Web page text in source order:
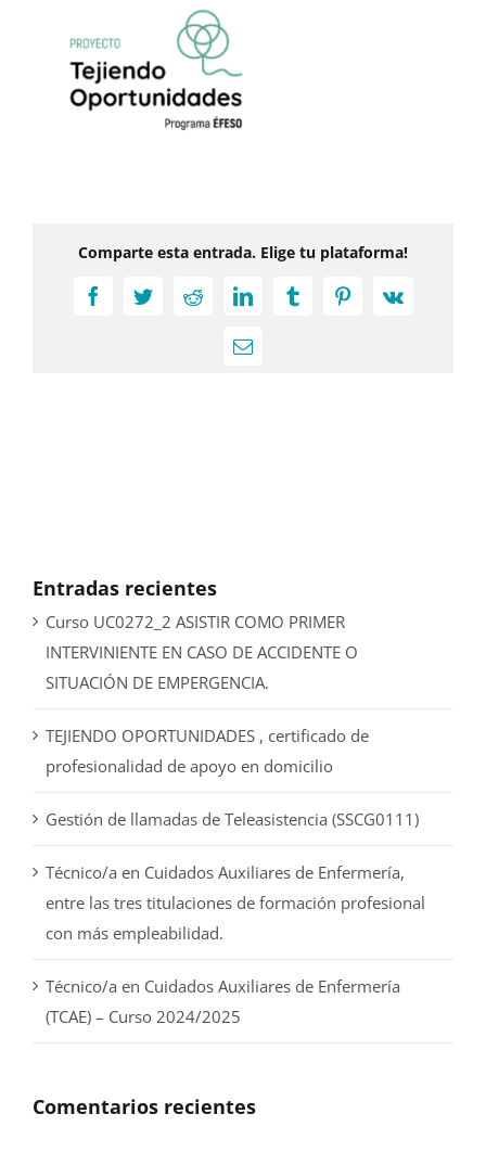
Comparte esta entrada. Elige tu plataforma!
FacebookTwitterRedditLinkedInTumblrPinterest
Vk
Correo
Entradas recientes
Curso UC0272_2 ASISTIR COMO PRIMER
INTERVINIENTE EN CASO DE ACCIDENTE O
SITUACIÓN DE EMPERGENCIA.
TEJIENDO OPORTUNIDADES , certificado de
profesionalidad de apoyo en domicilio
Gestión de llamadas de Teleasistencia (SSCG0111)
Técnico/a en Cuidados Auxiliares de Enfermería,
entre las tres titulaciones de formación profesional
con más empleabilidad.
Técnico/a en Cuidados Auxiliares de Enfermería
(TCAE) – Curso 2024/2025
Comentarios recientes